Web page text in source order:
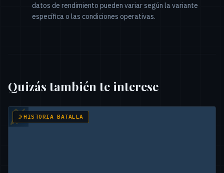
datos de rendimiento pueden variar según la variante
específica o las condiciones operativas.
Quizás también te interese
HISTORIA BATALLA